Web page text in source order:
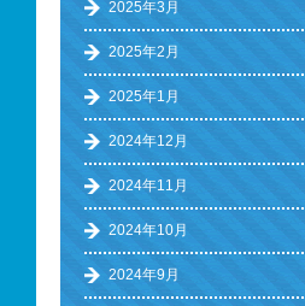
2025年3月
2025年2月
2025年1月
2024年12月
2024年11月
2024年10月
2024年9月